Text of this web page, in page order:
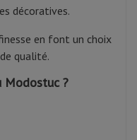
décoratives.
en font un choix
qualité.
Modostuc ?